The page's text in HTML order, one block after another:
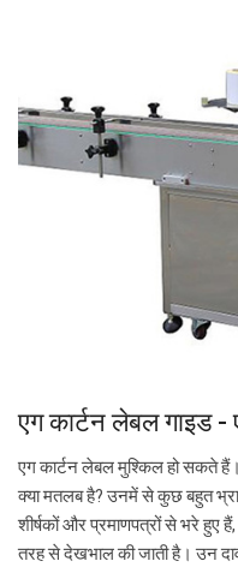
एग कार्टन लेबल गाइड
एग कार्टन लेबल मुश्किल हो सकते
क्या मतलब है? उनमें से कुछ बहुत
शीर्षकों और प्रमाणपत्रों से भरे हुए
तरह से देखभाल की जाती है। उन